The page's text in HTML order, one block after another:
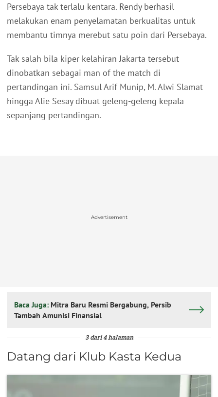
Persebaya tak terlalu kentara. Rendy berhasil
melakukan enam penyelamatan berkualitas untuk
membantu timnya merebut satu poin dari Persebaya.
Tak salah bila kiper kelahiran Jakarta tersebut
dinobatkan sebagai man of the match di
pertandingan ini. Samsul Arif Munip, M. Alwi Slamat
hingga Alie Sesay dibuat geleng-geleng kepala
sepanjang pertandingan.
Advertisement
Baca Juga: Mitra Baru Resmi Bergabung, Persib
Tambah Amunisi Finansial
3 dari 4 halaman
Datang dari Klub Kasta Kedua